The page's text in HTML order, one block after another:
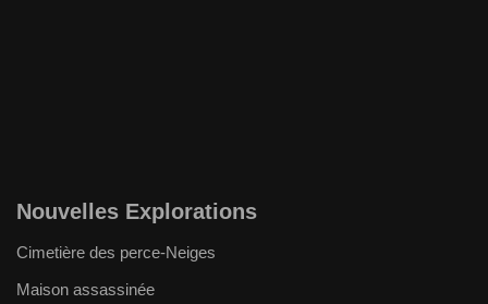
Nouvelles Explorations
Cimetière des perce-Neiges
Maison assassinée